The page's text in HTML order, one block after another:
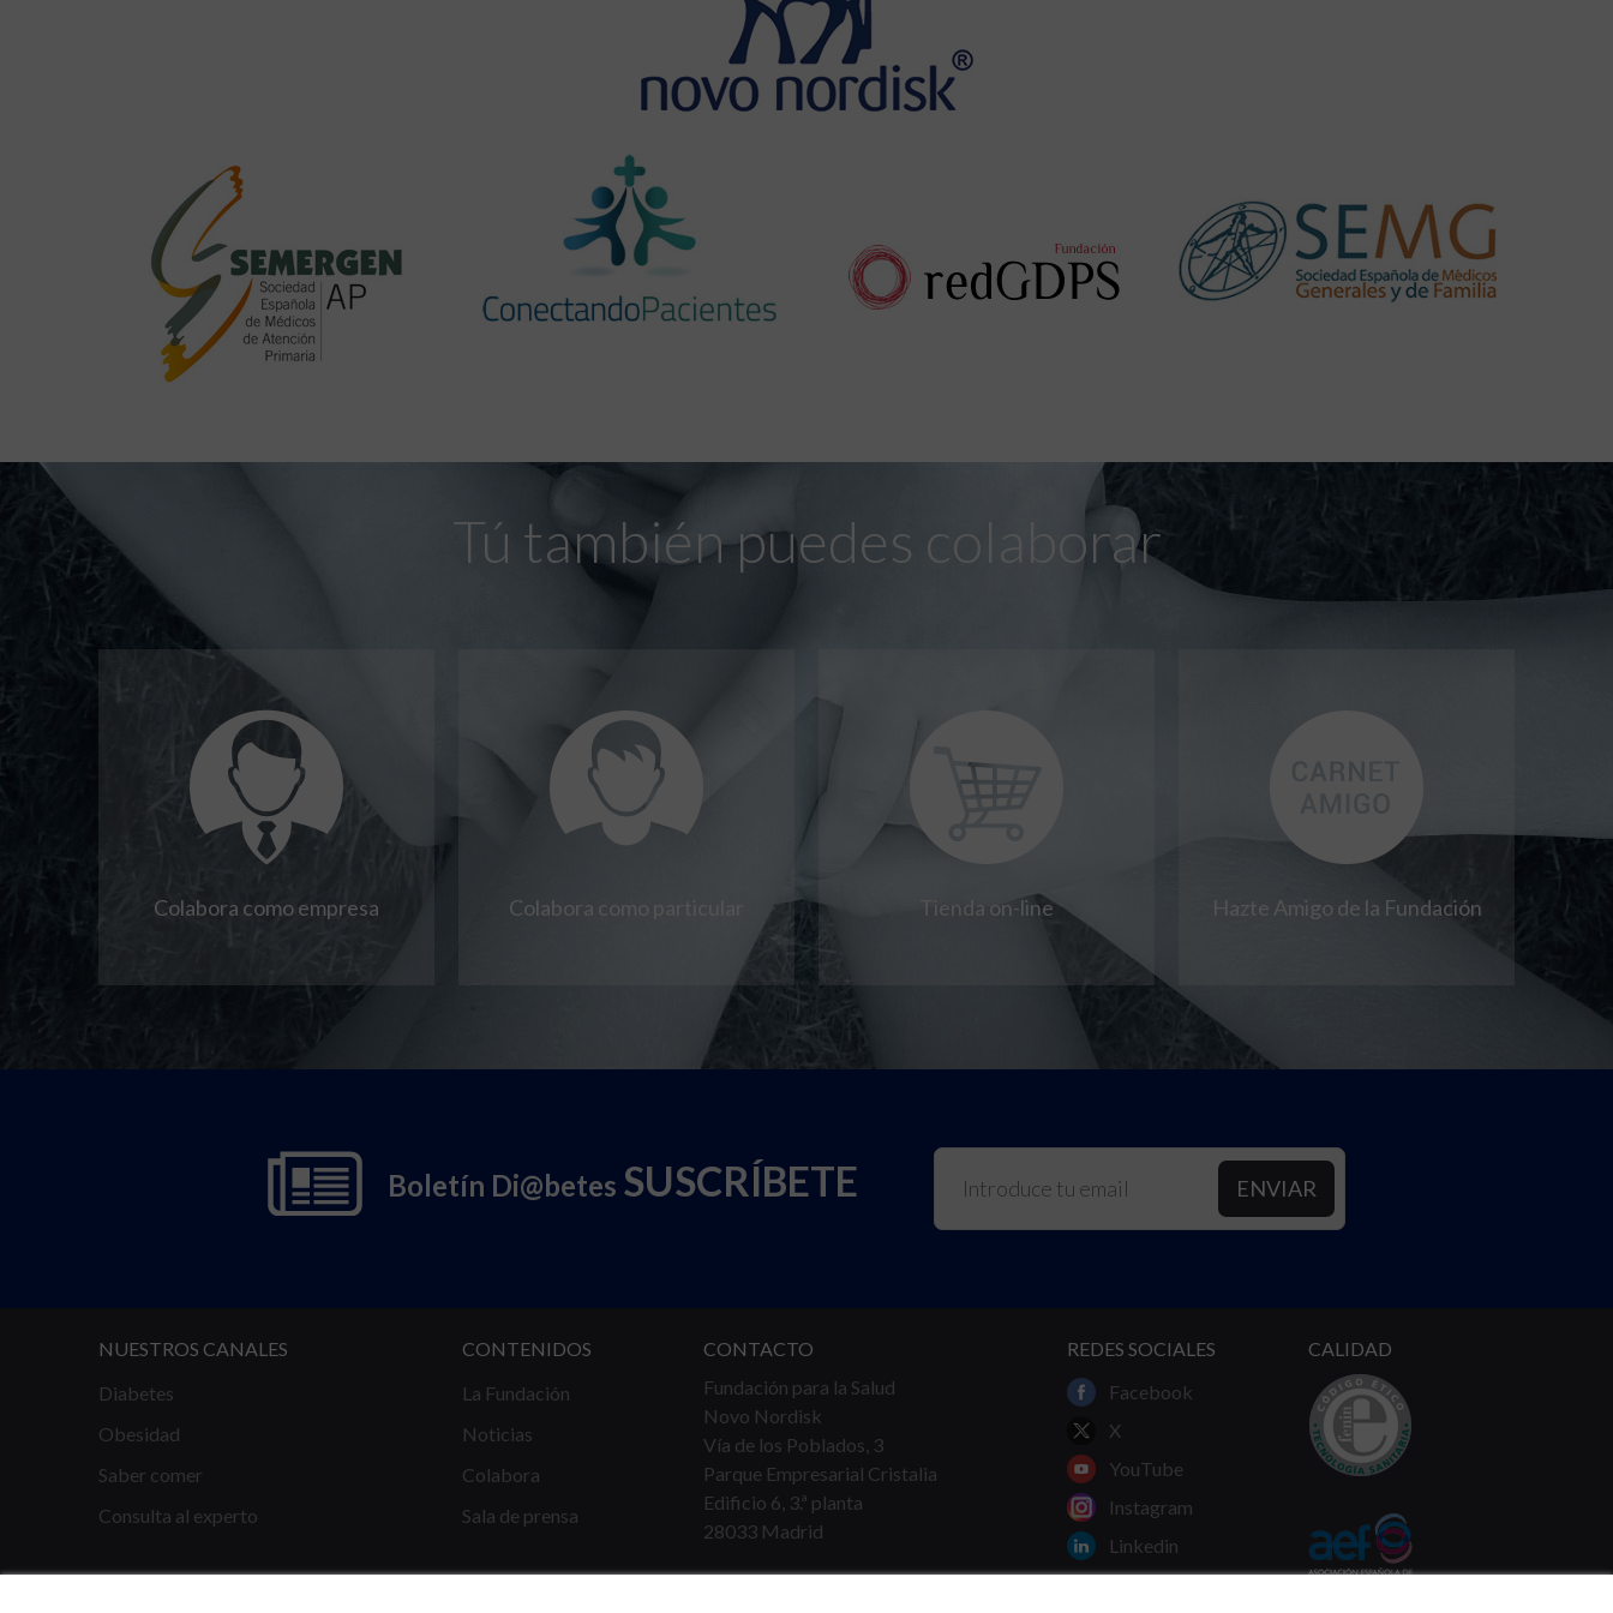
Tú también puedes colaborar
Colabora como empresa Colabora como particular Tienda on-line Hazte Amigo de la Fundación
Boletín Di@betes SUSCRÍBETE
NUESTROS CANALES
Diabetes
Obesidad
Saber comer
Consulta al experto
CONTENIDOS
La Fundación
Noticias
Colabora
Sala de prensa
CONTACTO
Fundación para la Salud
Novo Nordisk
Vía de los Poblados, 3
Parque Empresarial Cristalia
Edificio 6, 3.ª planta
28033 Madrid
REDES SOCIALES
Facebook
X
YouTube
Instagram
Linkedin
CALIDAD